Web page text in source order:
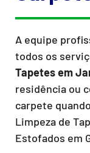
A equipe
todos os
Tapetes em
residência ou
carpete
Limpeza de
Estofados em